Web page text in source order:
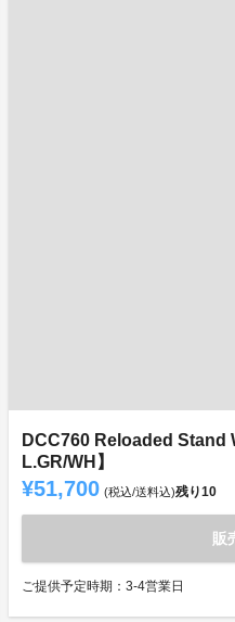
DCC760 Reloaded Stand
L.GR/WH】
¥51,700 (税込/送料込)残り10
販
ご提供予定時期：3-4営業日